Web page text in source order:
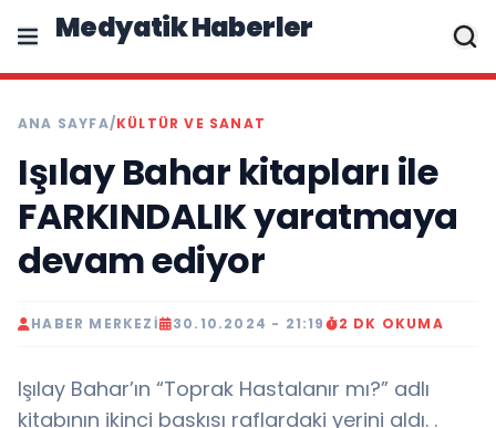
Medyatik Haberler
ANA SAYFA/KÜLTÜR VE SANAT
Işılay Bahar kitapları ile
FARKINDALIK yaratmaya
devam ediyor
HABER MERKEZI 30.10.2024 - 21:19 2 DK OKUMA
Işılay Bahar’ın “Toprak Hastalanır mı?” adlı
kitabının ikinci baskısı raflardaki yerini aldı. .